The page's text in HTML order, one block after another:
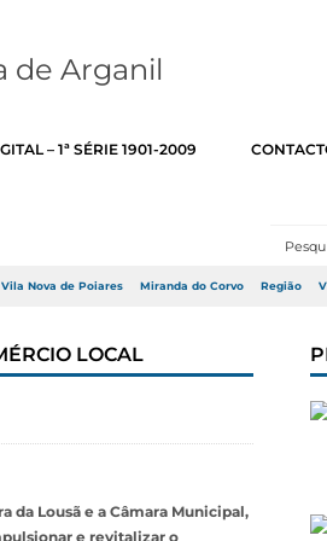
– 1ª SÉRIE 1901-2009
Vila Nova de Poiares Miranda do Corvo Região
LOCAL
da Lousã e a Câmara Municipal,
e revitalizar o